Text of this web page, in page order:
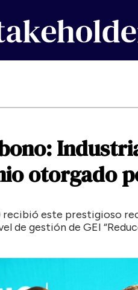
otorgado
recibió este prestigioso
de gestión de GEI